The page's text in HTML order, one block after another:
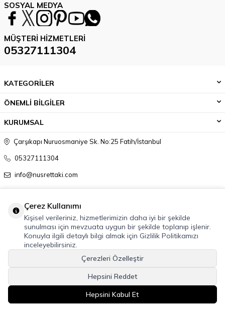
SOSYAL MEDYA
MÜŞTERI HIZMETLERI
05327111304
KATEGORİLER
ÖNEMLİ BİLGİLER
KURUMSAL
Çarşıkapı Nuruosmaniye Sk. No:25 Fatih/İstanbul
05327111304
info@nusrettaki.com
T-SoftE-TicaretSistemleriyle Hazırlanmıştır.
Çerez Kullanımı
Kişisel verileriniz, hizmetlerimizin daha iyi bir şekilde
sunulması için mevzuata uygun bir şekilde toplanıp işlenir.
Konuyla ilgili detaylı bilgi almak için Gizlilik Politikamızı
inceleyebilirsiniz.
Çerezleri Özelleştir
Hepsini Reddet
Hepsini Kabul Et